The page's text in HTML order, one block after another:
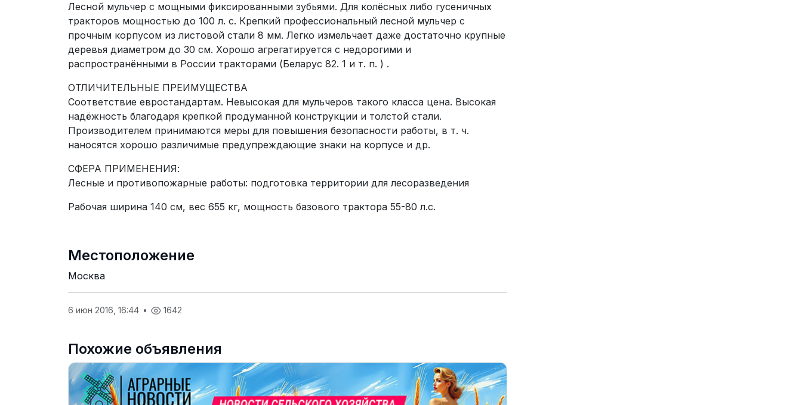
Лесной мульчер с мощными фиксированными зубьями. Для колёсных либо гусеничных
тракторов мощностью до 100 л. с. Крепкий профессиональный лесной мульчер с
прочным корпусом из листовой стали 8 мм. Легко измельчает даже достаточно крупные
деревья диаметром до 30 см. Хорошо агрегатируется с недорогими и
распространёнными в России тракторами (Беларус 82. 1 и т. п. ) .
ОТЛИЧИТЕЛЬНЫЕ ПРЕИМУЩЕСТВА
Соответствие евростандартам. Невысокая для мульчеров такого класса цена. Высокая
надёжность благодаря крепкой продуманной конструкции и толстой стали.
Производителем принимаются меры для повышения безопасности работы, в т. ч.
наносятся хорошо различимые предупреждающие знаки на корпусе и др.
СФЕРА ПРИМЕНЕНИЯ:
Лесные и противопожарные работы: подготовка территории для лесоразведения
Рабочая ширина 140 cм, вес 655 кг, мощность базового трактора 55-80 л.с.
Местоположение
Москва
6 июн 2016, 16:44 • 1642
Похожие объявления